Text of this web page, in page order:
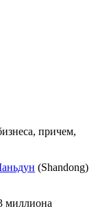
причем,
(Shandong)
миллиона